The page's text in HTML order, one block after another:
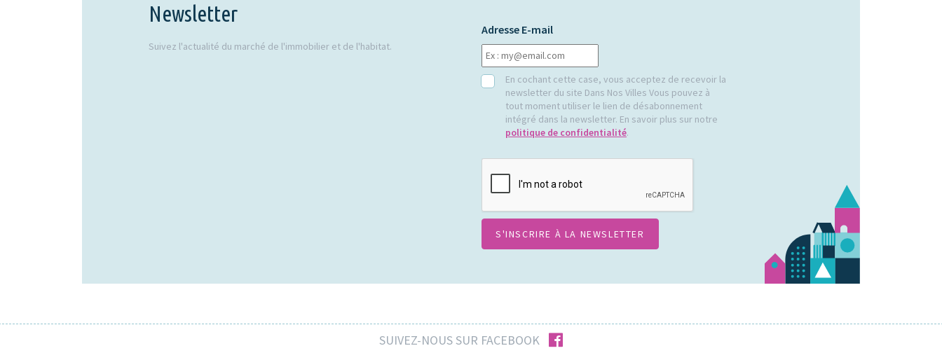
Newsletter
Suivez l'actualité du marché de l'immobilier et de l'habitat.
Adresse E-mail
RGPDEn cochant cette case, vous acceptez de recevoir la
newsletter du site Dans Nos Villes Vous pouvez à
tout moment utiliser le lien de désabonnement
intégré dans la newsletter. En savoir plus sur notre
politique de confidentialité.
SUIVEZ-NOUS SUR FACEBOOK facebook